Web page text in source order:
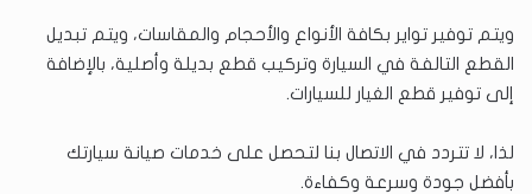
ويتم توفير تواير بكافة الأنواع والأحجام والمقاسات، ويتم تبديل
القطع التالفة في السيارة وتركيب قطع بديلة وأصلية، بالإضافة
إلى توفير قطع الغيار للسيارات.
لذا، لا تتردد في الاتصال بنا لتحصل على خدمات صيانة سيارتك
بأفضل جودة وسرعة وكفاءة.